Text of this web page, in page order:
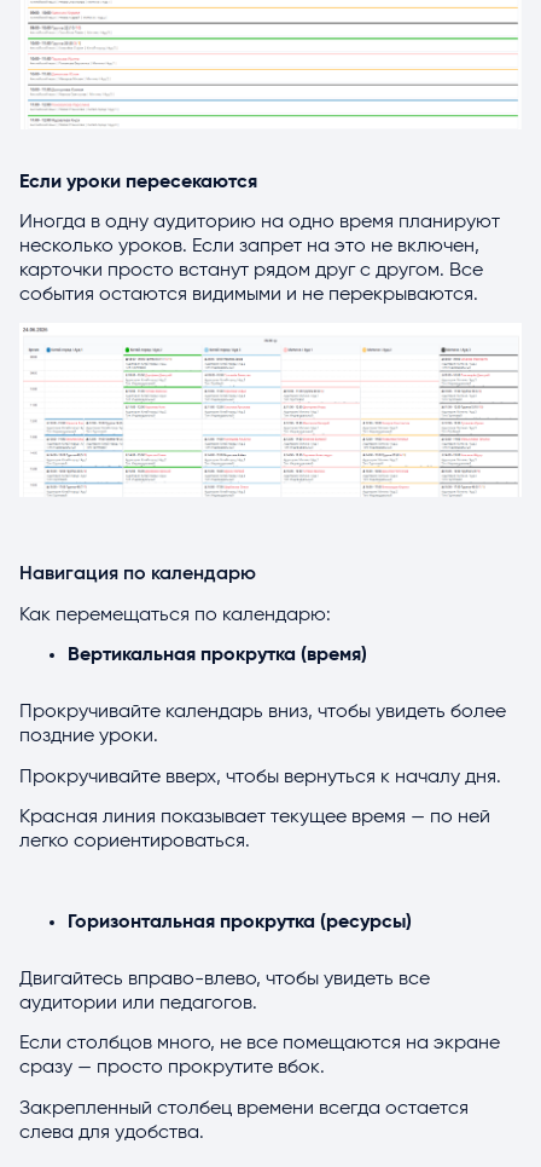
Если уроки пересекаются
Иногда в одну аудиторию на одно время планируют
несколько уроков. Если запрет на это не включен,
карточки просто встанут рядом друг с другом. Все
события остаются видимыми и не перекрываются.
Навигация по календарю
Как перемещаться по календарю:
Вертикальная прокрутка (время)
Прокручивайте календарь вниз, чтобы увидеть более
поздние уроки.
Прокручивайте вверх, чтобы вернуться к началу дня.
Красная линия показывает текущее время — по ней
легко сориентироваться.
Горизонтальная прокрутка (ресурсы)
Двигайтесь вправо-влево, чтобы увидеть все
аудитории или педагогов.
Если столбцов много, не все помещаются на экране
сразу — просто прокрутите вбок.
Закрепленный столбец времени всегда остается
слева для удобства.